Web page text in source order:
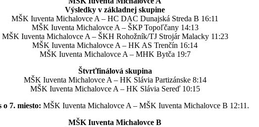
Výsledky v základnej skupine
MŠK Iuventa Michalovce A – HC DAC Dunajská Streda B 16:11
MŠK Iuventa Michalovce A – ŠKP Topoľčany 14:13
MŠK Iuventa Michalovce A – ŠKH Rohožník/TJ Strojár Malacky 11:23
MŠK Iuventa Michalovce A – HK AS Trenčín 16:14
MŠK Iuventa Michalovce A – MHK Bytča 19:7
Štvrťfinálová skupina
MŠK Iuventa Michalovce A – HK Slávia Partizánske 8:14
MŠK Iuventa Michalovce A – HK Slávia Sereď 10:15
o 7. miesto: MŠK Iuventa Michalovce A – MŠK Iuventa Michalovce B 12:11.
MŠK Iuventa Michalovce B